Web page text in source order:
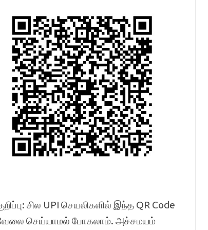
சில UPI செயலிகளில் இந்த QR Code
செய்யாமல் போகலாம். அச்சமயம்